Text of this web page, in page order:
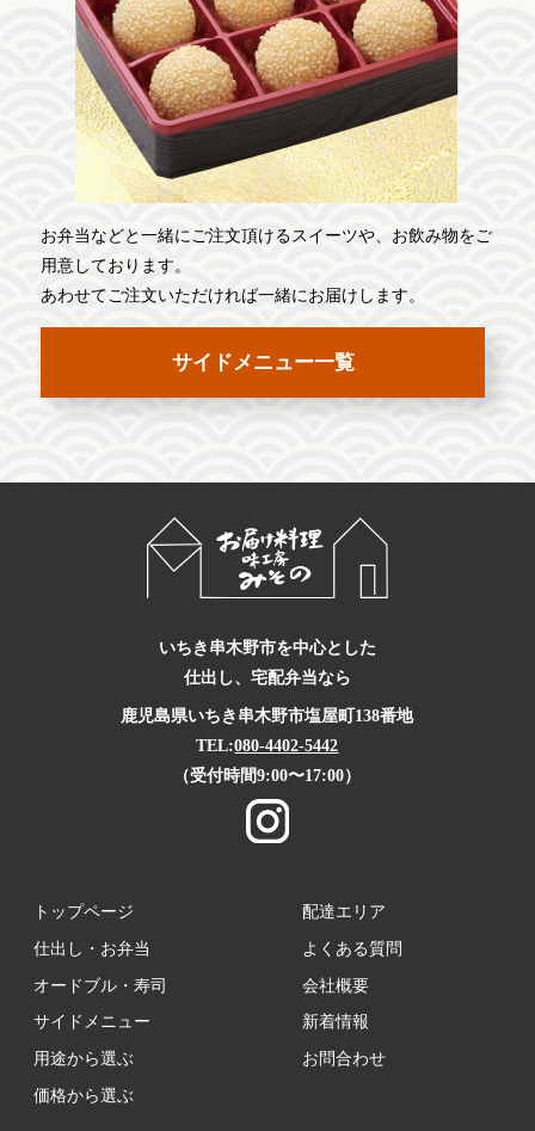
お弁当などと一緒にご注文頂けるスイーツや、お飲み物をご
用意しております。
あわせてご注文いただければ一緒にお届けします。
サイドメニュー一覧
いちき串木野市を中心とした
仕出し、宅配弁当なら
鹿児島県いちき串木野市塩屋町138番地
TEL:080-4402-5442
（受付時間9:00〜17:00）
トップページ
仕出し・お弁当
オードブル・寿司
サイドメニュー
用途から選ぶ
価格から選ぶ
配達エリア
よくある質問
会社概要
新着情報
お問合わせ